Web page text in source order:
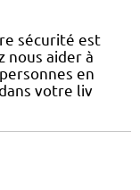
sécurité est
nous aider à
en
votre liv